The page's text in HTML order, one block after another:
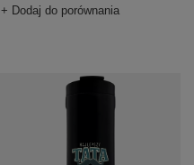
+ Dodaj do porównania